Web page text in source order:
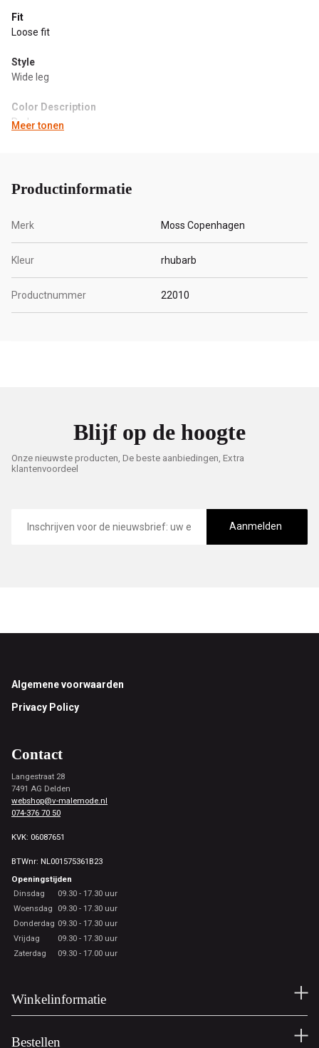
Fit
Loose fit
Style
Wide leg
Color Description
Red
Meer tonen
Productinformatie
Merk Moss Copenhagen
Kleur rhubarb
Productnummer 22010
Blijf op de hoogte
Onze nieuwste producten, De beste aanbiedingen, Extra
klantenvoordeel
mailadres
Aanmelden
Footer
Algemene voorwaarden
Privacy Policy
Contact
Langestraat 28
7491 AG Delden
webshop@v-malemode.nl
074-376 70 50
KVK: 06087651
BTWnr: NL001575361B23
Openingstijden
Dinsdag
09.30 - 17.30 uur
Woensdag
09.30 - 17.30 uur
Donderdag 09.30 - 17.30 uur
Vrijdag
09.30 - 17.30 uur
Zaterdag
09.30 - 17.00 uur
Winkelinformatie
Bestellen